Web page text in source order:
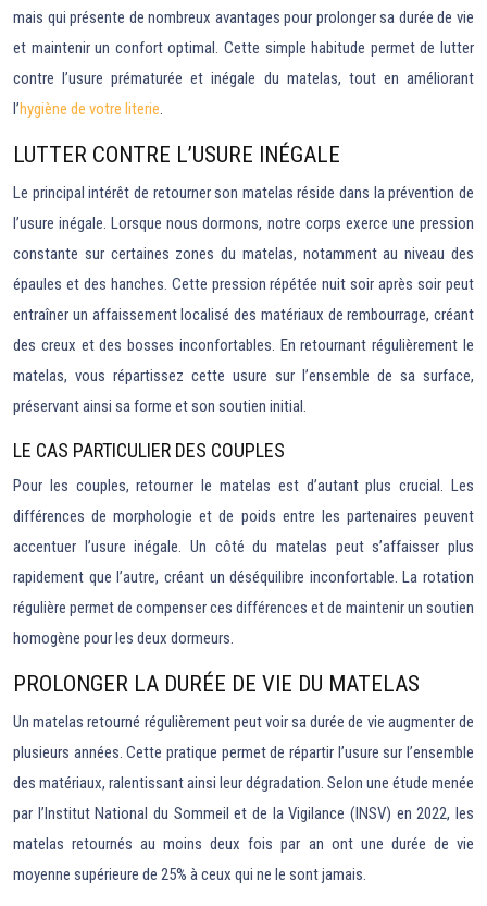
mais qui présente de nombreux avantages pour prolonger sa durée de vie
et maintenir un confort optimal. Cette simple habitude permet de lutter
contre l’usure prématurée et inégale du matelas, tout en améliorant
l’hygiène de votre literie.
LUTTER CONTRE L’USURE INÉGALE
Le principal intérêt de retourner son matelas réside dans la prévention de
l’usure inégale. Lorsque nous dormons, notre corps exerce une pression
constante sur certaines zones du matelas, notamment au niveau des
épaules et des hanches. Cette pression répétée nuit soir après soir peut
entraîner un affaissement localisé des matériaux de rembourrage, créant
des creux et des bosses inconfortables. En retournant régulièrement le
matelas, vous répartissez cette usure sur l’ensemble de sa surface,
préservant ainsi sa forme et son soutien initial.
LE CAS PARTICULIER DES COUPLES
Pour les couples, retourner le matelas est d’autant plus crucial. Les
différences de morphologie et de poids entre les partenaires peuvent
accentuer l’usure inégale. Un côté du matelas peut s’affaisser plus
rapidement que l’autre, créant un déséquilibre inconfortable. La rotation
régulière permet de compenser ces différences et de maintenir un soutien
homogène pour les deux dormeurs.
PROLONGER LA DURÉE DE VIE DU MATELAS
Un matelas retourné régulièrement peut voir sa durée de vie augmenter de
plusieurs années. Cette pratique permet de répartir l’usure sur l’ensemble
des matériaux, ralentissant ainsi leur dégradation. Selon une étude menée
par l’Institut National du Sommeil et de la Vigilance (INSV) en 2022, les
matelas retournés au moins deux fois par an ont une durée de vie
moyenne supérieure de 25% à ceux qui ne le sont jamais.